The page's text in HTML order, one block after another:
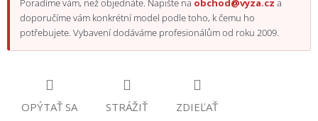
Poradíme vám, než objednáte. Napište na obchod@vyza.cz a
doporučíme vám konkrétní model podle toho, k čemu ho
potřebujete. Vybavení dodáváme profesionálům od roku 2009.
OPÝTAŤ SA STRÁŽIŤ ZDIEĽAŤ